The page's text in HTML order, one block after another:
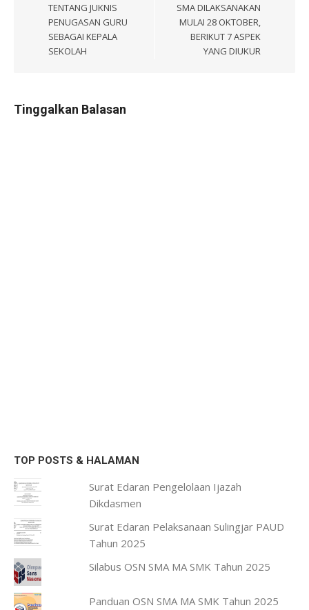
TENTANG JUKNIS
PENUGASAN GURU
SEBAGAI KEPALA
SEKOLAH
SMA DILAKSANAKAN
MULAI 28 OKTOBER,
BERIKUT 7 ASPEK
YANG DIUKUR
Tinggalkan Balasan
TOP POSTS & HALAMAN
Surat Edaran Pengelolaan Ijazah
Dikdasmen
Surat Edaran Pelaksanaan Sulingjar PAUD
Tahun 2025
Silabus OSN SMA MA SMK Tahun 2025
Panduan OSN SMA MA SMK Tahun 2025